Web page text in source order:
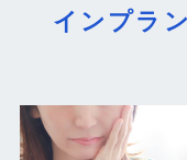
インプラ